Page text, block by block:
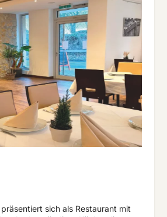
präsentiert sich als Restaurant mit